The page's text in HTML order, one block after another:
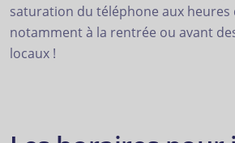
saturation du téléphone aux heures
notamment à la rentrée ou avant
locaux !